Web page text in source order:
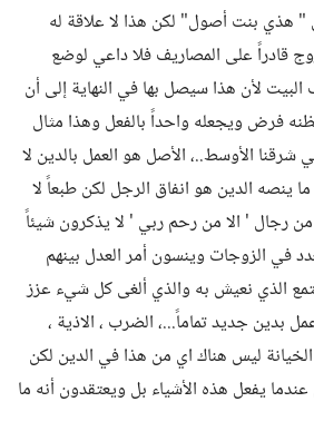
هذي بنت أصول" لكن هذا لا علاقة له
قادراً على المصاريف فلا داعي لوضع
لأن هذا سيصل بها في النهاية إلى أن
فرض ويجعله واحداً بالفعل وهذا مثال
شرقنا الأوسط..، الأصل هو العمل بالدين لا
ما ينصه الدين هو انفاق الرجل لكن طبعاً لا
من رجال ' الا من رحم ربي ' لا يذكرون شيئاً
في الزوجات وينسون أمر العدل بينهم
الذي نعيش به والذي ألغى كل شيء عزز
بدين جديد تماماً...، الضرب ، الاذية ،
الخيانة ليس هناك اي من هذا في الدين لكن
يفعل هذه الأشياء بل ويعتقدون أنه ما